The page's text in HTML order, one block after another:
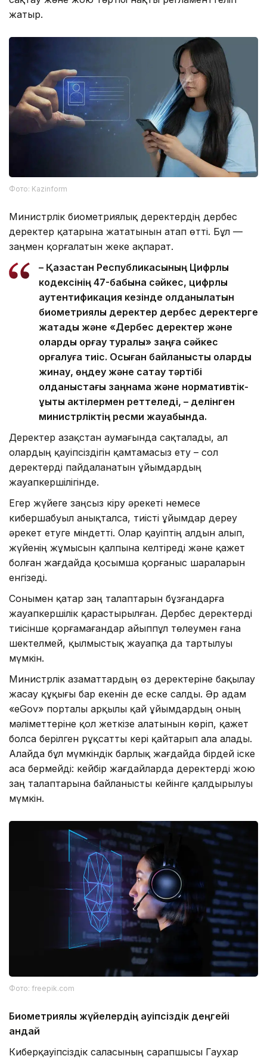
жатыр.
Фото: Kazinform
Министрлік биометриялық деректердің дербес
деректер қатарына жататынын атап өтті. Бұл —
заңмен қорғалатын жеке ақпарат.
– Қазақстан Республикасының Цифрлық
кодексінің 47-бабына сәйкес, цифрлық
аутентификация кезінде қолданылатын
биометриялық деректер дербес деректерге
жатады және «Дербес деректер және
оларды қорғау туралы» заңға сәйкес
қорғалуға тиіс. Осыған байланысты оларды
жинау, өңдеу және сақтау тәртібі
қолданыстағы заңнама және нормативтік-
құқықтық актілермен реттеледі, – делінген
министрліктің ресми жауабында.
Деректер Қазақстан аумағында сақталады, ал
олардың қауіпсіздігін қамтамасыз ету – сол
деректерді пайдаланатын ұйымдардың
жауапкершілігінде.
Егер жүйеге заңсыз кіру әрекеті немесе
кибершабуыл анықталса, тиісті ұйымдар дереу
әрекет етуге міндетті. Олар қауіптің алдын алып,
жүйенің жұмысын қалпына келтіреді және қажет
болған жағдайда қосымша қорғаныс шараларын
енгізеді.
Сонымен қатар заң талаптарын бұзғандарға
жауапкершілік қарастырылған. Дербес деректерді
тиісінше қорғамағандар айыппұл төлеумен ғана
шектелмей, қылмыстық жауапқа да тартылуы
мүмкін.
Министрлік азаматтардың өз деректеріне бақылау
жасау құқығы бар екенін де еске салды. Әр адам
«eGov» порталы арқылы қай ұйымдардың оның
мәліметтеріне қол жеткізе алатынын көріп, қажет
болса берілген рұқсатты кері қайтарып ала алады.
Алайда бұл мүмкіндік барлық жағдайда бірдей іске
аса бермейді: кейбір жағдайларда деректерді жою
заң талаптарына байланысты кейінге қалдырылуы
мүмкін.
Фото: freepik.com
Биометриялық жүйелердің қауіпсіздік деңгейі
қандай
Киберқауіпсіздік саласының сарапшысы Гаухар